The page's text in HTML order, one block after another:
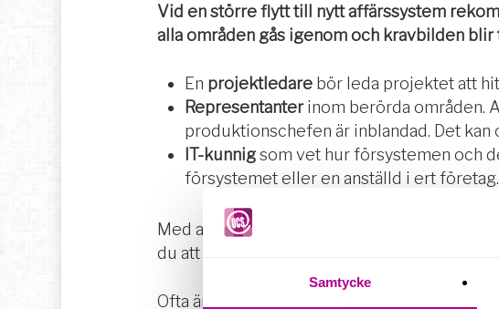
Samtycke
Vid en större flytt till nytt affärssystem
alla områden gås igenom och kravbilden
En projektledare bör leda projektet att
Representanterinom berörda områden.
produktionschefen är inblandad. Det
IT-kunnigsom vet hur försystemen och
försystemet eller en anställd i ert företag.
Med arbetsgruppen säkrar du att det finns
du att ni får den kunskap som krävs för att
Ofta är det de personer som själva arbetar i